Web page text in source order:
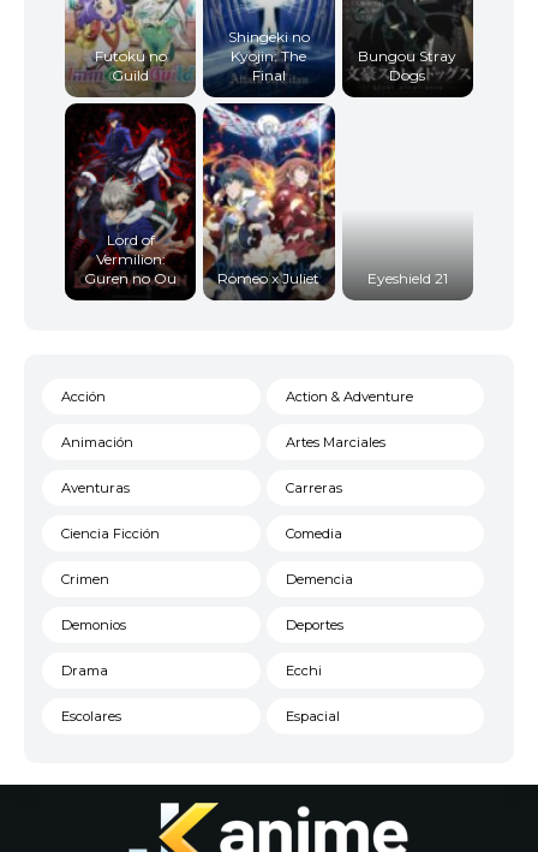
Futoku no
Guild
Shingeki no
Kyojin: The
Final
Bungou Stray
Dogs
Lord of
Vermilion:
Guren no Ou
Romeo x Juliet Eyeshield 21
Acción Action & Adventure
Animación Artes Marciales
Aventuras Carreras
Ciencia Ficción Comedia
Crimen Demencia
Demonios Deportes
Drama Ecchi
Escolares Espacial
Historico